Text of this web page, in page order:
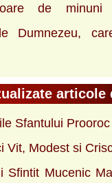
de minuni
Dumnezeu,
articole
Sfantului
Vit, Modest si
Sfintit Mucenic